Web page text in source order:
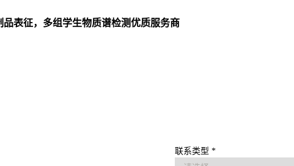
表征，多组学生物质谱检测优质服务商
联系类型 *